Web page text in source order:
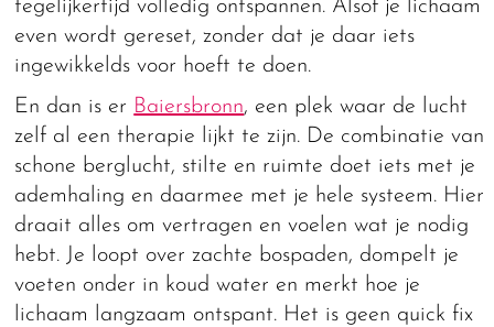
tegelijkertijd volledig ontspannen. Alsof je lichaam
even wordt gereset, zonder dat je daar iets
ingewikkelds voor hoeft te doen.
En dan is er Baiersbronn, een plek waar de lucht
zelf al een therapie lijkt te zijn. De combinatie van
schone berglucht, stilte en ruimte doet iets met je
ademhaling en daarmee met je hele systeem. Hier
draait alles om vertragen en voelen wat je nodig
hebt. Je loopt over zachte bospaden, dompelt je
voeten onder in koud water en merkt hoe je
lichaam langzaam ontspant. Het is geen quick fix